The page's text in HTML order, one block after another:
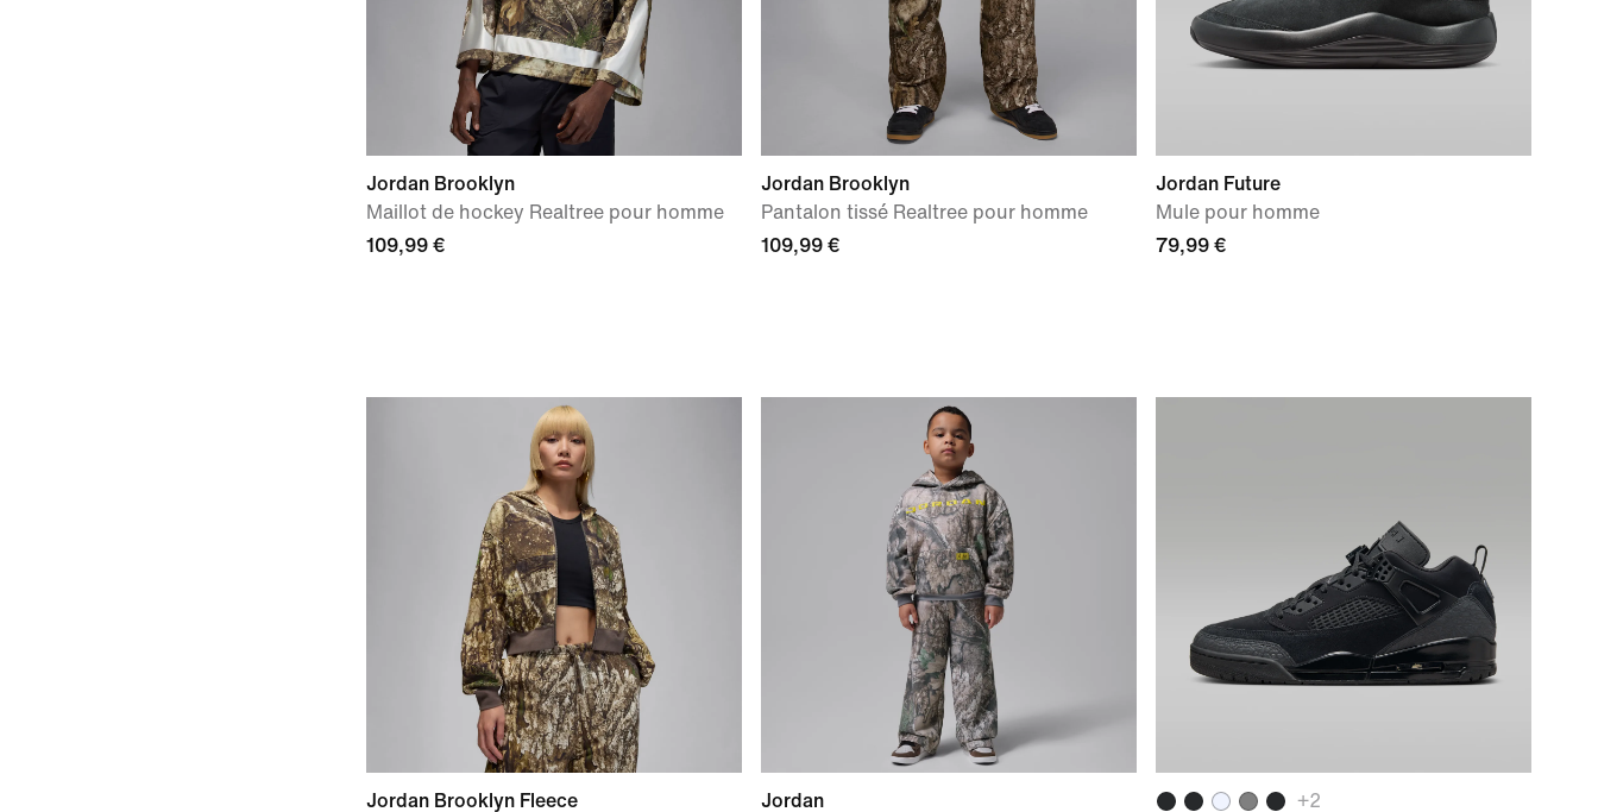
Jordan Brooklyn
Maillot de hockey Realtree pour homme
109,99 €
Jordan Brooklyn
Pantalon tissé Realtree pour homme
109,99 €
Jordan Future
Mule pour homme
79,99 €
Jordan Brooklyn Fleece
Jordan
+2